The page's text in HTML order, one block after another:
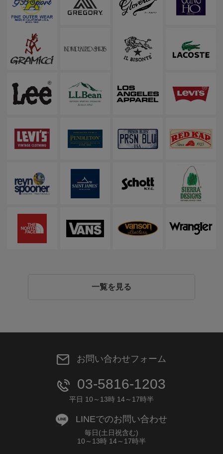
一覧を見る
お問い合わせフォーム
03-5816-1203
平日 10～13時 14～17時半
LINEでのお問い合わせ
毎日(土日祝含む)
10～13時 14～17時半